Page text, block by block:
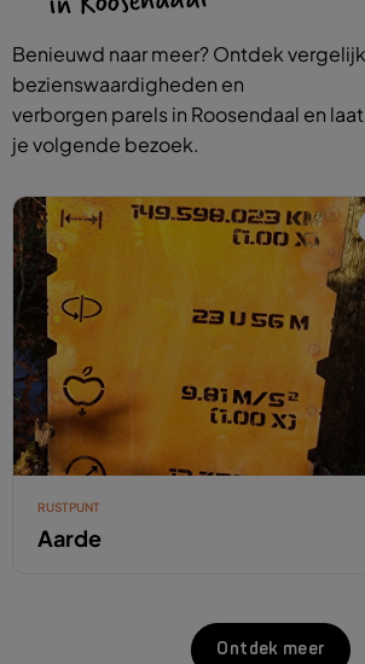
Benieuwd naar meer? Ontdek
bezienswaardigheden en
verborgen parels in Roosendaal en
je volgende bezoek.
RUSTPUNT
Aarde
Ontdek meer